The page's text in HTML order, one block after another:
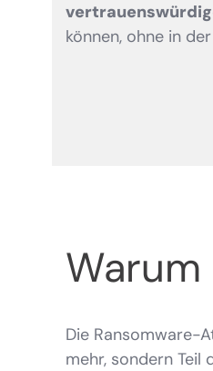
können, ohne in
Warum
Die Ransomware-
mehr, sondern